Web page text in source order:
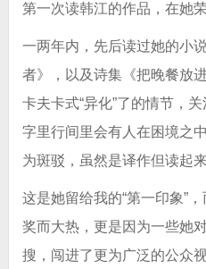
第一次读韩江的作品，在她
一两年内，先后读过她的小
者》，以及诗集《把晚餐放
卡夫卡式“异化”了的情节，
字里行间里会有人在困境之
为斑驳，虽然是译作但读起
这是她留给我的“第一印象”
奖而大热，更是因为一些她
搜，闯进了更为广泛的公众